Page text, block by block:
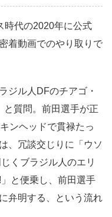
時代の2020年に公式
着動画でのやり取りで
ジル人DFのチアゴ・
と質問。前田選手が正
ンヘッドで貫禄たっ
、冗談交じりに「ウソ
くブラジル人のエリ
と便乗し、前田選手
弁明する、という流れ